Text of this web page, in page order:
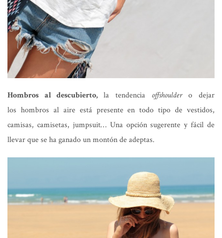
Hombros al descubierto,la tendencia offshouldero dejar
los hombros al aire está presente en todo tipo de vestidos,
camisas, camisetas, jumpsuit… Una opción sugerente y fácil de
llevar que se ha ganado un montón de adeptas.